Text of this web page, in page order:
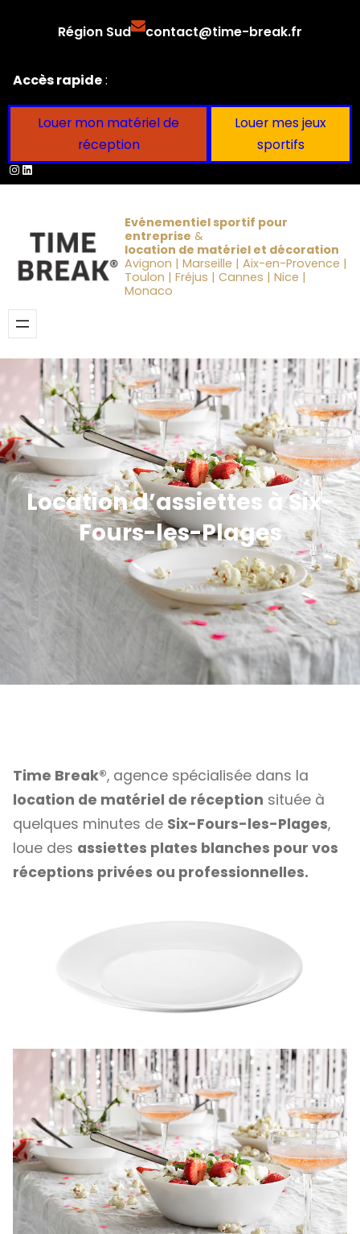
Région Sud contact@time-break.fr
Accès rapide:
Louer mon matériel de
réception
Louer mes jeux
sportifs
Instagram
LinkedIn
Evénementiel sportif pour
entreprise &
location de matériel et décoration
Avignon | Marseille | Aix-en-Provence |
Toulon | Fréjus | Cannes | Nice |
Monaco
Location d’assiettes à Six-
Fours-les-Plages
Time Break®, agence spécialisée dans la
location de matériel de réception située à
quelques minutes de Six-Fours-les-Plages,
loue des assiettes plates blanches pour vos
réceptions privées ou professionnelles.